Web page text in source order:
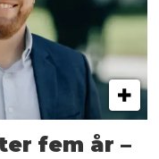
fem år –